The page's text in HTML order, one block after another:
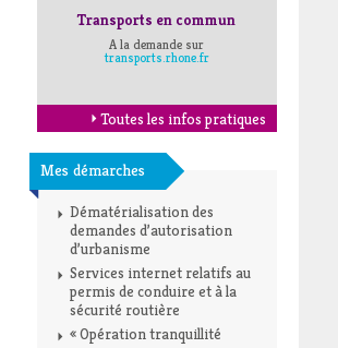
Transports en commun
A la demande sur
transports.rhone.fr
Toutes les infos pratiques
Mes démarches
Dématérialisation des
demandes d’autorisation
d’urbanisme
Services internet relatifs au
permis de conduire et à la
sécurité routière
« Opération tranquillité